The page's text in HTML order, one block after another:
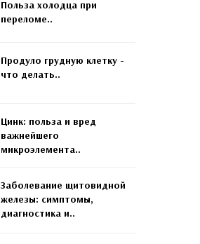
Польза холодца при
переломе..
Продуло грудную клетку -
что делать..
Цинк: польза и вред
важнейшего
микроэлемента..
Заболевание щитовидной
железы: симптомы,
диагностика и..